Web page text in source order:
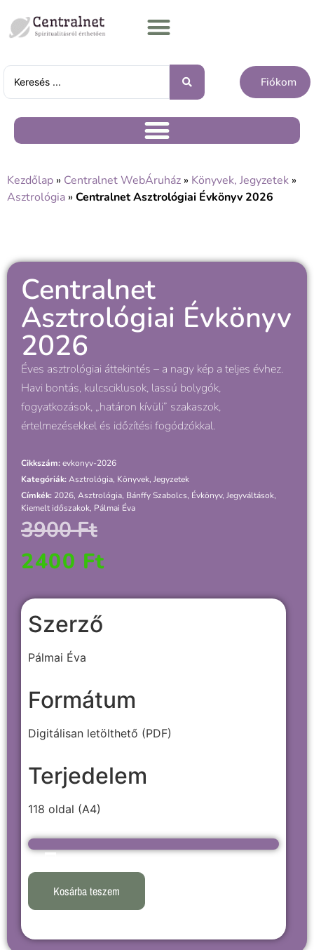
Fiókom
Kezdőlap » Centralnet WebÁruház » Könyvek, Jegyzetek »
Asztrológia » Centralnet Asztrológiai Évkönyv 2026
Centralnet
Asztrológiai Évkönyv
2026
Éves asztrológiai áttekintés – a nagy kép a teljes évhez.
Havi bontás, kulcsciklusok, lassú bolygók,
fogyatkozások, „határon kívüli” szakaszok,
értelmezésekkel és időzítési fogódzókkal.
Cikkszám:evkonyv-2026
Kategóriák:Asztrológia, Könyvek, Jegyzetek
Címkék: 2026, Asztrológia, Bánffy Szabolcs, Évkönyv, Jegyváltások,
Kiemelt időszakok, Pálmai Éva
3900Ft
2400 Ft
Szerző
Pálmai Éva
Formátum
Digitálisan letölthető (PDF)
Terjedelem
118 oldal (A4)
Kosárba teszem